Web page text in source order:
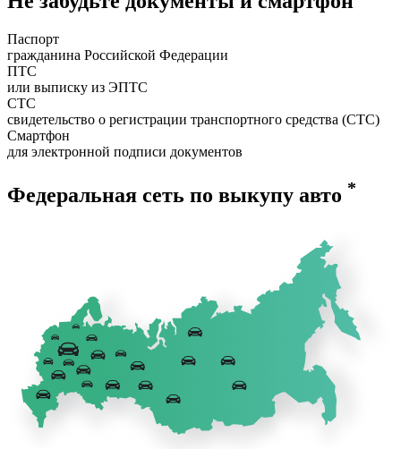
Паспорт
гражданина Российской Федерации
ПТС
или выписку из ЭПТС
СТС
свидетельство о регистрации транспортного средства (СТС)
Смартфон
для электронной подписи документов
Федеральная сеть по выкупу авто *